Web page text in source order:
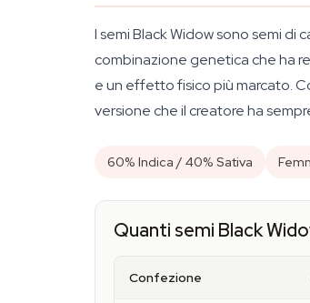
I semi Black Widow sono semi
combinazione genetica che ha
e un effetto fisico più marcato.
versione che il creatore ha
60% Indica / 40% Sativa
Quanti semi Black
Confezione